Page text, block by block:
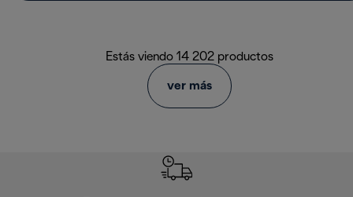
Estás viendo 14 202 productos
ver más